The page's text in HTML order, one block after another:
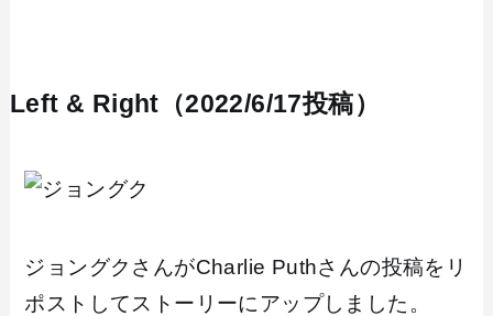
Left & Right（2022/6/17投稿）
ジョングクさんがCharlie Puthさんの投稿をリ
ポストしてストーリーにアップしました。